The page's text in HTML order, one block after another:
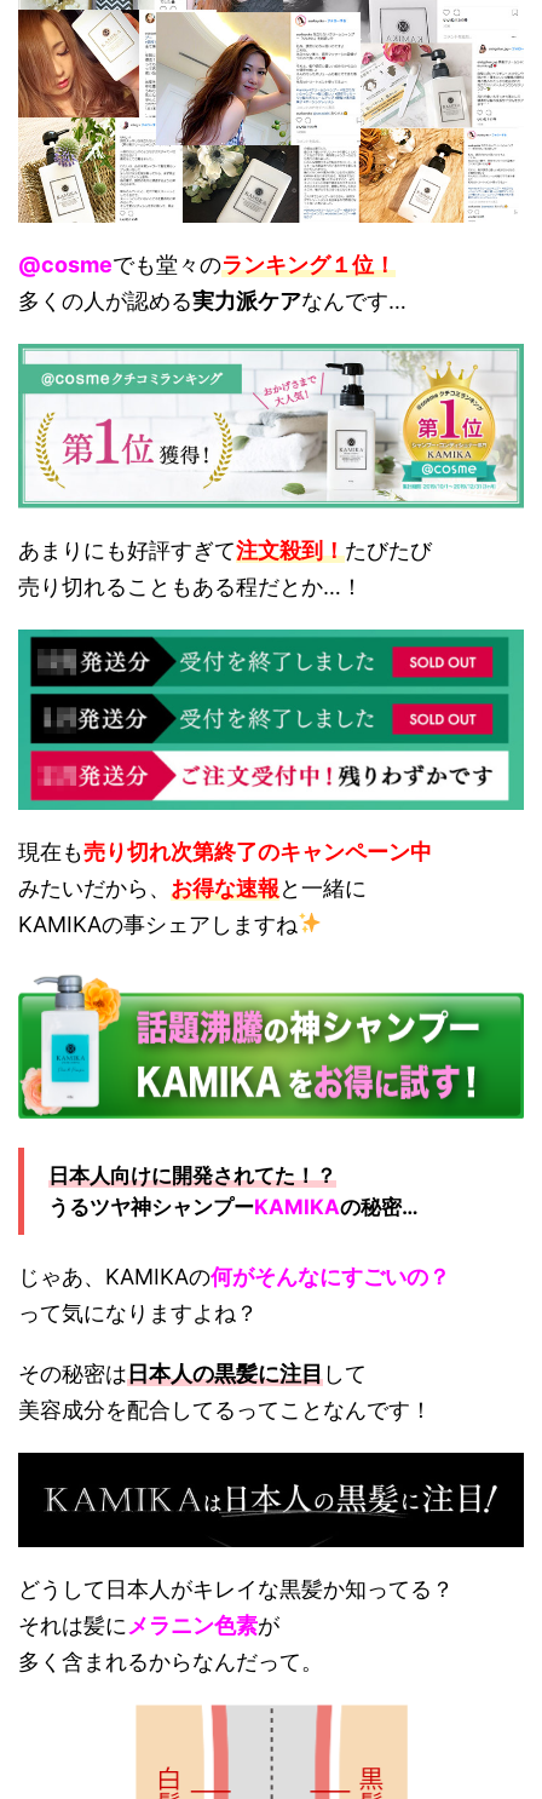
@cosmeでも堂々のランキング１位！
多くの人が認める実力派ケアなんです…
あまりにも好評すぎて注文殺到！たびたび
売り切れることもある程だとか…！
現在も売り切れ次第終了のキャンペーン中
みたいだから、 お得な速報と一緒に
KAMIKAの事シェアしますね
日本人向けに開発されてた！？
うるツヤ神シャンプーKAMIKAの秘密…
じゃあ、KAMIKAの何がそんなにすごいの？
って気になりますよね？
その秘密は日本人の黒髪に注目して
美容成分を配合してるってことなんです！
どうして日本人がキレイな黒髪か知ってる？
それは髪にメラニン色素が
多く含まれるからなんだって。